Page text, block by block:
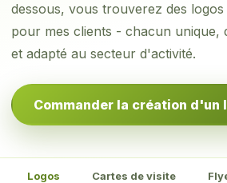
dessous, vous trouverez des logos
pour mes clients - chacun unique,
et adapté au secteur d'activité.
Commander la création d'un
Logos Cartes de visite